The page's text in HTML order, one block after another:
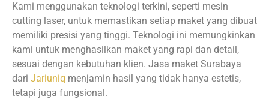
Kami menggunakan teknologi terkini, seperti mesin
cutting laser, untuk memastikan setiap maket yang dibuat
memiliki presisi yang tinggi. Teknologi ini memungkinkan
kami untuk menghasilkan maket yang rapi dan detail,
sesuai dengan kebutuhan klien. Jasa maket Surabaya
dari Jariuniq menjamin hasil yang tidak hanya estetis,
tetapi juga fungsional.